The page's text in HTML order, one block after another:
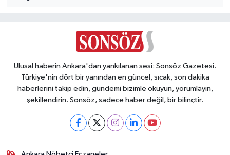
Ulusal haberin Ankara'dan yankılanan sesi: Sonsöz Gazetesi.
Türkiye'nin dört bir yanından en güncel, sıcak, son dakika
haberlerini takip edin, gündemi bizimle okuyun, yorumlayın,
şekillendirin. Sonsöz, sadece haber değil, bir bilinçtir.